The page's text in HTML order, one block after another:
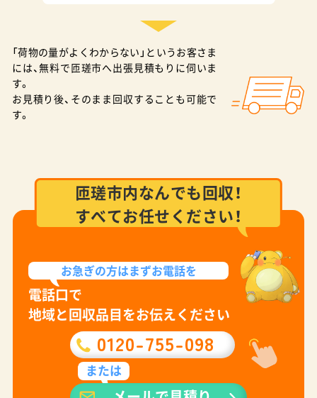
「荷物の量がよくわからない」というお客さま
には、無料で匝瑳市へ出張見積もりに伺いま
す。
お見積り後、そのまま回収することも可能で
す。
匝瑳市内なんでも回収！
すべてお任せください！
お急ぎの方はまずお電話を
電話口で
地域と回収品目をお伝えください
0120-755-098
または